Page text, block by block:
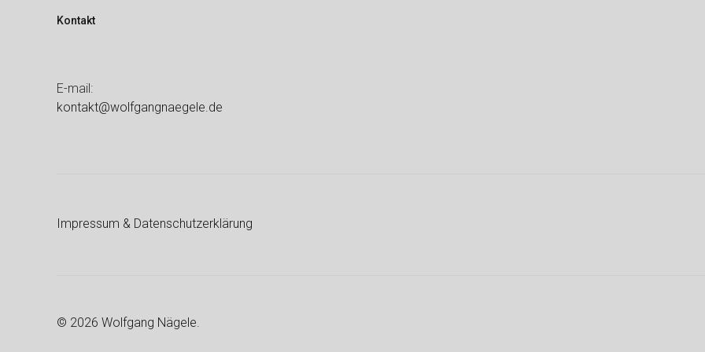
Kontakt
E-mail:
kontakt@wolfgangnaegele.de
Impressum & Datenschutzerklärung
© 2026 Wolfgang Nägele.